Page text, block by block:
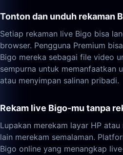
Tonton dan unduh rekaman
Setiap rekaman live Bigo bisa
browser. Pengguna Premium
Bigo mereka sebagai file video
sempurna untuk memanfaatkan
atau menyimpan salinan pribadi.
Rekam live Bigo-mu tanpa
Lupakan merekam layar HP
lain merekam semalaman.
Bigo online yang menangkap